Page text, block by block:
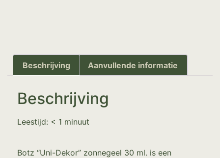
Beschrijving Aanvullende informatie
Beschrijving
Leestijd: < 1 minuut
Botz “Uni-Dekor” zonnegeel 30 ml. is een